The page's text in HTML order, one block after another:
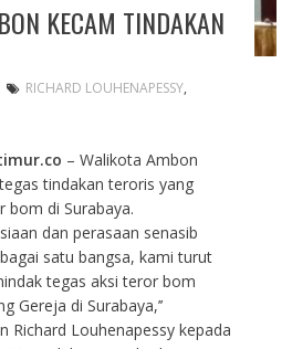
KECAM TINDAKAN
RICHARD LOUHENAPESSY,
– Walikota Ambon
tindakan teroris yang
bom di Surabaya.
dan perasaan senasib
satu bangsa, kami turut
tegas aksi teror bom
Gereja di Surabaya,’’
Richard Louhenapessy kepada